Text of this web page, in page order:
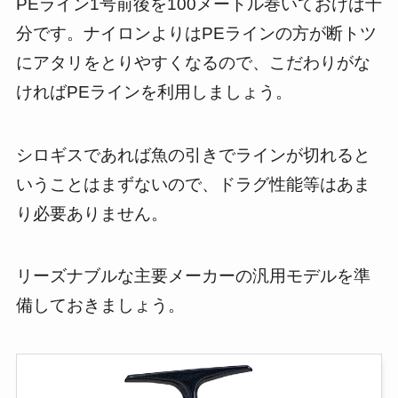
PEライン1号前後を100メートル巻いておけば十
分です。ナイロンよりはPEラインの方が断トツ
にアタリをとりやすくなるので、こだわりがな
ければPEラインを利用しましょう。
シロギスであれば魚の引きでラインが切れると
いうことはまずないので、ドラグ性能等はあま
り必要ありません。
リーズナブルな主要メーカーの汎用モデルを準
備しておきましょう。